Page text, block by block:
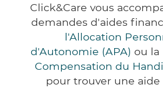
Click&Care vous
demandes d'aides
l'Allocation
d'Autonomie (APA) ou la
Compensation du
pour trouver une